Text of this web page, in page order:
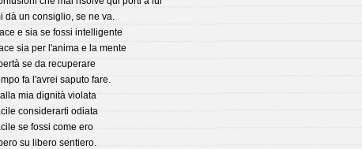
dà un consiglio, se ne va.
e sia se fossi intelligente
sia per l'anima e la mente
se da recuperare
fa l'avrei saputo fare.
mia dignità violata
considerarti odiata
se fossi come ero
su libero sentiero.